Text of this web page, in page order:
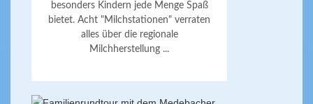
besonders Kindern jede Menge Spaß
bietet. Acht "Milchstationen" verraten
alles über die regionale
Milchherstellung ...